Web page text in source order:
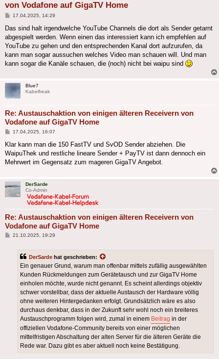
von Vodafone auf GigaTV Home
Beitrag
17.04.2025, 14:29
Das sind halt irgendwelche YouTube Channels die dort als Sender getarnt
abgespielt werden. Wenn einen das interessiert kann ich empfehlen auf
YouTube zu gehen und den entsprechenden Kanal dort aufzurufen, da
kann man sogar aussuchen welches Video man schauen will. Und man
kann sogar die Kanäle schauen, die (noch) nicht bei waipu sind
Blue7
Kabelfreak
Re: Austauschaktion von einigen älteren Receivern von
Vodafone auf GigaTV Home
Beitrag
17.04.2025, 16:07
Klar kann man die 150 FastTV und SvOD Sender abziehen. Die
WaipuThek und restliche lineare Sender + PayTV ist dann dennoch ein
Mehrwert im Gegensatz zum mageren GigaTV Angebot.
DerSarde
Co-Admin
Re: Austauschaktion von einigen älteren Receivern von
Vodafone auf GigaTV Home
Beitrag
21.10.2025, 19:29
DerSarde hat geschrieben:
Ein genauer Grund, warum man offenbar mittels zufällig ausgewählten
Kunden Rückmeldungen zum Gerätetausch und zur GigaTV Home
einholen möchte, wurde nicht genannt. Es scheint allerdings objektiv
schwer vorstellbar, dass der aktuelle Austausch der Hardware völlig
ohne weiteren Hintergedanken erfolgt. Grundsätzlich wäre es also
durchaus denkbar, dass in der Zukunft sehr wohl noch ein breiteres
Austauschprogramm folgen wird, zumal in einem Beitrag in der
offiziellen Vodafone-Community bereits von einer möglichen
mittelfristigen Abschaltung der alten Server für die älteren Geräte die
Rede war. Dazu gibt es aber aktuell noch keine Bestätigung.